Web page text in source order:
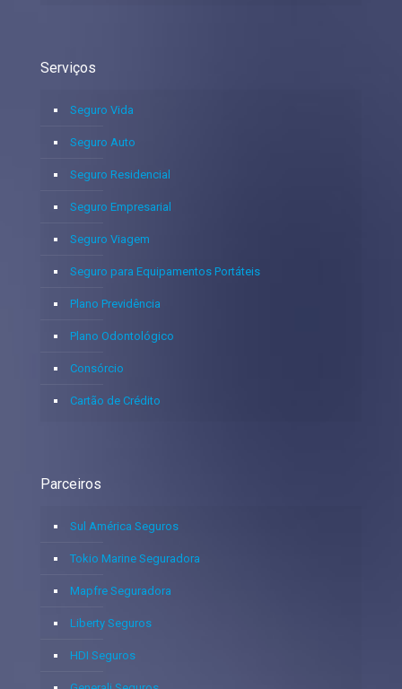
Serviços
Seguro Vida
Seguro Auto
Seguro Residencial
Seguro Empresarial
Seguro Viagem
Seguro para Equipamentos Portáteis
Plano Previdência
Plano Odontológico
Consórcio
Cartão de Crédito
Parceiros
Sul América Seguros
Tokio Marine Seguradora
Mapfre Seguradora
Liberty Seguros
HDI Seguros